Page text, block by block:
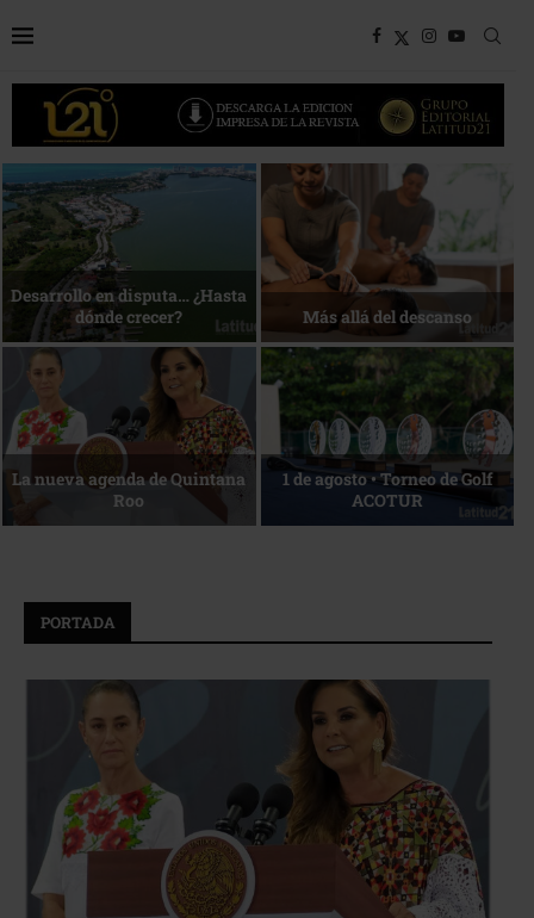
Bottega, un viaje servido a la
mesa
Energía que Impulsa la
competitividad
Reconocimiento de viajeros La esencia del servicio
PORTADA